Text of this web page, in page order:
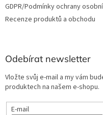
GDPR/Podmínky ochrany
Recenze produktů a obchodu
Odebírat newsletter
Vložte svůj e-mail a my vám
produktech na našem e-shopu.
E-mail